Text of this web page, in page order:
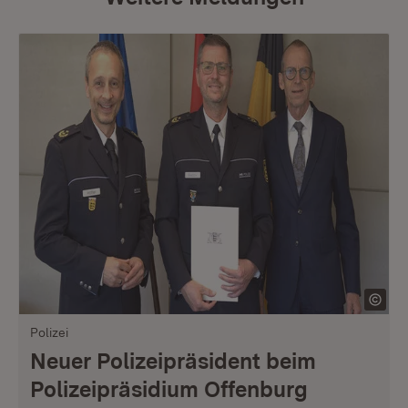
Polizei
Neuer Polizeipräsident beim
Polizeipräsidium Offenburg